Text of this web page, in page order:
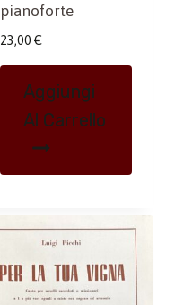
pianoforte
23,00 €
Aggiungi
Al Carrello